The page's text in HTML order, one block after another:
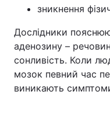
зникнення
Дослідники
аденозину –
сонливість. Коли
мозок певний час
виникають